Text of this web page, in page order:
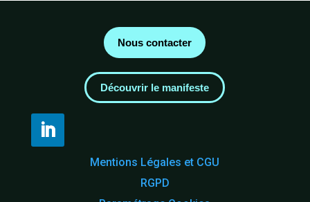
Nous contacter
Découvrir le manifeste
Mentions Légales et CGU
RGPD